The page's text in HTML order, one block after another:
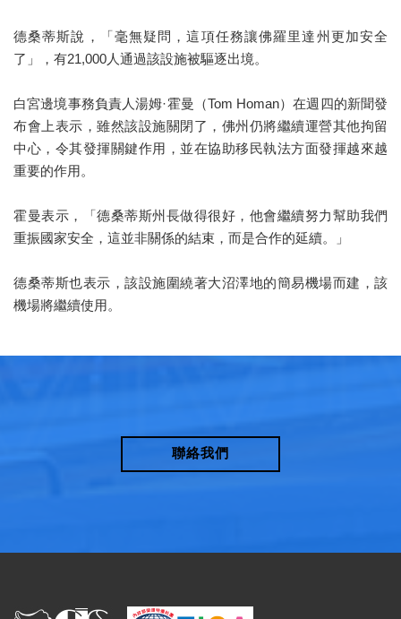
德桑蒂斯說，「毫無疑問，這項任務讓佛羅里達州更加安全
了」，有21,000人通過該設施被驅逐出境。
白宮邊境事務負責人湯姆·霍曼（Tom Homan）在週四的新聞發
布會上表示，雖然該設施關閉了，佛州仍將繼續運營其他拘留
中心，令其發揮關鍵作用，並在協助移民執法方面發揮越來越
重要的作用。
霍曼表示，「德桑蒂斯州長做得很好，他會繼續努力幫助我們
重振國家安全，這並非關係的結束，而是合作的延續。」
德桑蒂斯也表示，該設施圍繞著大沼澤地的簡易機場而建，該
機場將繼續使用。
聯絡我們